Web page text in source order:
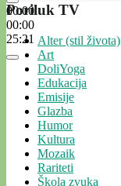
00:00
00:00
25:21
Poriluk TV
Alter (stil života)
Art
DoliYoga
Edukacija
Emisije
Glazba
Humor
Kultura
Mozaik
Rariteti
Škola zvuka